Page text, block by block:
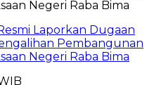
Laporkan Dugaan
Pembangunan
Negeri Raba Bima